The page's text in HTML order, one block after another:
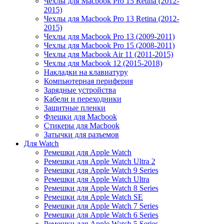
2015)
Чехлы для Macbook Pro 13 Retina (2012-
2015)
Чехлы для Macbook Pro 13 (2009-2011)
Чехлы для Macbook Pro 15 (2008-2011)
Чехлы для Macbook Air 11 (2011-2015)
Чехлы для Macbook 12 (2015-2018)
Накладки на клавиатуру
Компьютерная периферия
Зарядные устройства
Кабели и переходники
Защитные пленки
Флешки для Macbook
Стикеры для Macbook
Затычки для разъемов
Для Watch
Ремешки для Apple Watch
Ремешки для Apple Watch Ultra 2
Ремешки для Apple Watch 9 Series
Ремешки для Apple Watch Ultra
Ремешки для Apple Watch 8 Series
Ремешки для Apple Watch SE
Ремешки для Apple Watch 7 Series
Ремешки для Apple Watch 6 Series